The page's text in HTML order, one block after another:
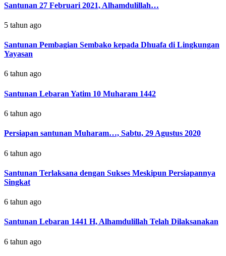
Santunan 27 Februari 2021, Alhamdulillah…
5 tahun ago
Santunan Pembagian Sembako kepada Dhuafa di Lingkungan
Yayasan
6 tahun ago
Santunan Lebaran Yatim 10 Muharam 1442
6 tahun ago
Persiapan santunan Muharam…, Sabtu, 29 Agustus 2020
6 tahun ago
Santunan Terlaksana dengan Sukses Meskipun Persiapannya
Singkat
6 tahun ago
Santunan Lebaran 1441 H, Alhamdulillah Telah Dilaksanakan
6 tahun ago